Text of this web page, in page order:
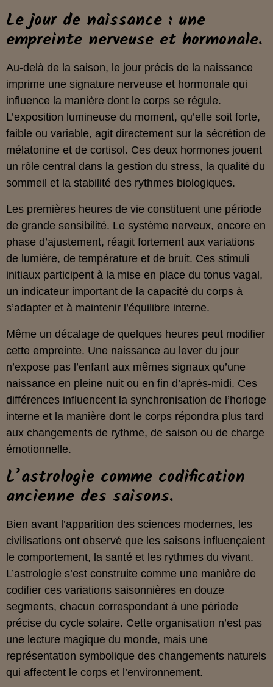
Le jour de naissance : une
empreinte nerveuse et hormonale.
Au-delà de la saison, le jour précis de la naissance
imprime une signature nerveuse et hormonale qui
influence la manière dont le corps se régule.
L’exposition lumineuse du moment, qu’elle soit forte,
faible ou variable, agit directement sur la sécrétion de
mélatonine et de cortisol. Ces deux hormones jouent
un rôle central dans la gestion du stress, la qualité du
sommeil et la stabilité des rythmes biologiques.
Les premières heures de vie constituent une période
de grande sensibilité. Le système nerveux, encore en
phase d’ajustement, réagit fortement aux variations
de lumière, de température et de bruit. Ces stimuli
initiaux participent à la mise en place du tonus vagal,
un indicateur important de la capacité du corps à
s’adapter et à maintenir l’équilibre interne.
Même un décalage de quelques heures peut modifier
cette empreinte. Une naissance au lever du jour
n’expose pas l’enfant aux mêmes signaux qu’une
naissance en pleine nuit ou en fin d’après-midi. Ces
différences influencent la synchronisation de l’horloge
interne et la manière dont le corps répondra plus tard
aux changements de rythme, de saison ou de charge
émotionnelle.
L’astrologie comme codification
ancienne des saisons.
Bien avant l’apparition des sciences modernes, les
civilisations ont observé que les saisons influençaient
le comportement, la santé et les rythmes du vivant.
L’astrologie s’est construite comme une manière de
codifier ces variations saisonnières en douze
segments, chacun correspondant à une période
précise du cycle solaire. Cette organisation n’est pas
une lecture magique du monde, mais une
représentation symbolique des changements naturels
qui affectent le corps et l’environnement.